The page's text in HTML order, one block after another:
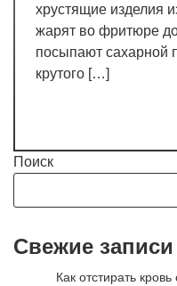
хрустящие изделия
жарят во фритюре до
посыпают сахарной
крутого […]
Поиск
Свежие записи
Как отстирать